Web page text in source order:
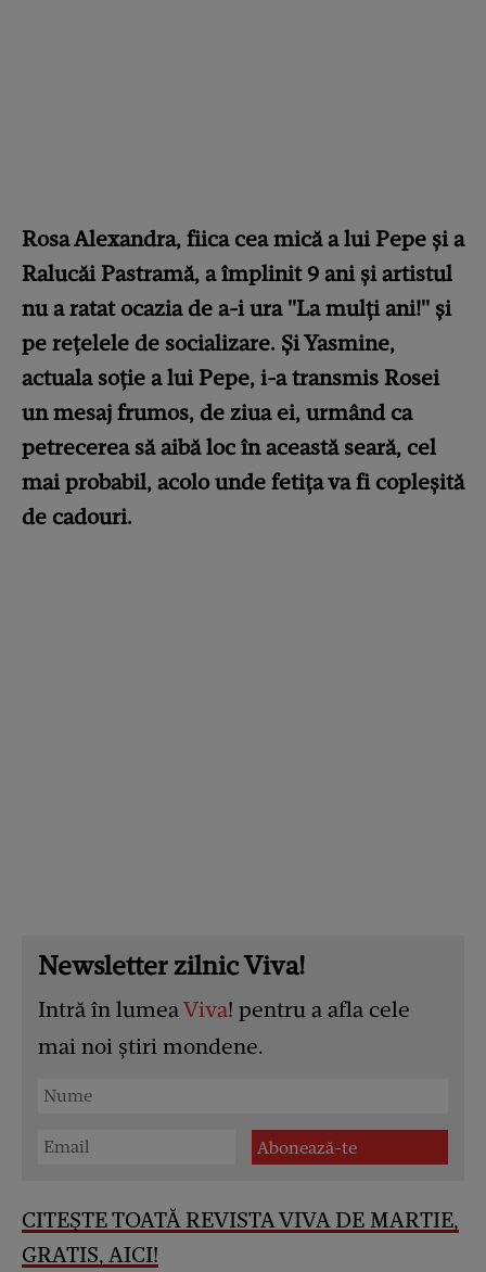
Rosa Alexandra, fiica cea mică a lui Pepe și a
Ralucăi Pastramă, a împlinit 9 ani și artistul
nu a ratat ocazia de a-i ura "La mulți ani!" și
pe rețelele de socializare. Și Yasmine,
actuala soție a lui Pepe, i-a transmis Rosei
un mesaj frumos, de ziua ei, urmând ca
petrecerea să aibă loc în această seară, cel
mai probabil, acolo unde fetița va fi copleșită
de cadouri.
Newsletter zilnic Viva!
Intră în lumeaViva! pentru a afla cele
mai noi știri mondene.
CITEȘTE TOATĂ REVISTA VIVA DE MARTIE,
GRATIS, AICI!